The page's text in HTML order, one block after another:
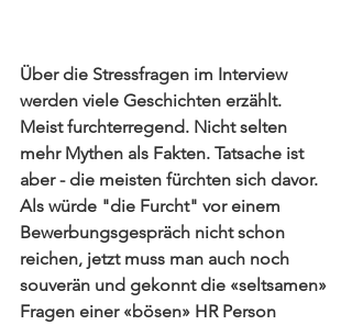
Über die Stressfragen im Interview
werden viele Geschichten erzählt.
Meist furchterregend. Nicht selten
mehr Mythen als Fakten. Tatsache ist
aber - die meisten fürchten sich davor.
Als würde "die Furcht" vor einem
Bewerbungsgespräch nicht schon
reichen, jetzt muss man auch noch
souverän und gekonnt die «seltsamen»
Fragen einer «bösen» HR Person